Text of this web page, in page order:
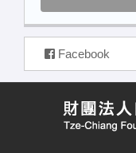
Facebook